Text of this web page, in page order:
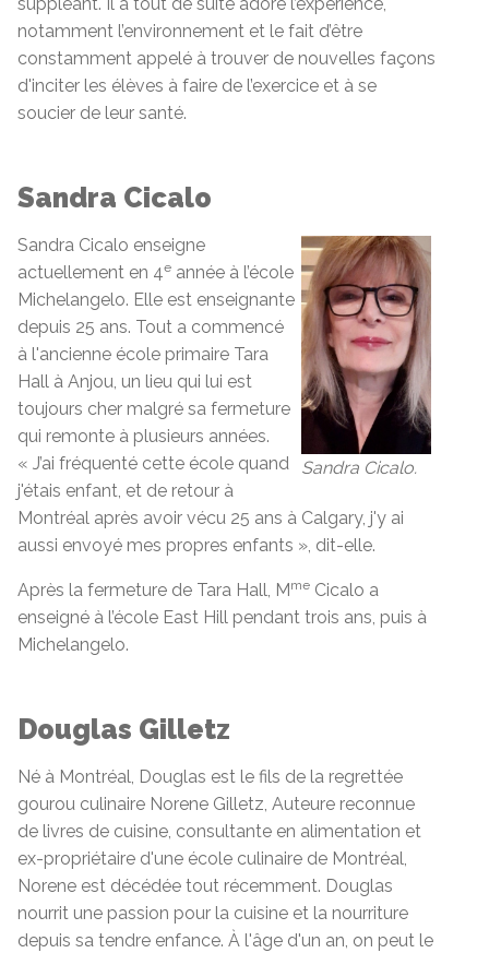
suppléant. Il a tout de suite adoré l’expérience,
notamment l’environnement et le fait d’être
constamment appelé à trouver de nouvelles façons
d'inciter les élèves à faire de l’exercice et à se
soucier de leur santé.
Sandra Cicalo
Sandra Cicalo.
Sandra Cicalo enseigne
actuellement en 4e année à l’école
Michelangelo. Elle est enseignante
depuis 25 ans. Tout a commencé
à l'ancienne école primaire Tara
Hall à Anjou, un lieu qui lui est
toujours cher malgré sa fermeture
qui remonte à plusieurs années.
« J’ai fréquenté cette école quand
j'étais enfant, et de retour à
Montréal après avoir vécu 25 ans à Calgary, j'y ai
aussi envoyé mes propres enfants », dit-elle.
Après la fermeture de Tara Hall, M me Cicalo a
enseigné à l’école East Hill pendant trois ans, puis à
Michelangelo.
Douglas Gilletz
Né à Montréal, Douglas est le fils de la regrettée
gourou culinaire Norene Gilletz, Auteure reconnue
de livres de cuisine, consultante en alimentation et
ex-propriétaire d'une école culinaire de Montréal,
Norene est décédée tout récemment. Douglas
nourrit une passion pour la cuisine et la nourriture
depuis sa tendre enfance. À l'âge d'un an, on peut le